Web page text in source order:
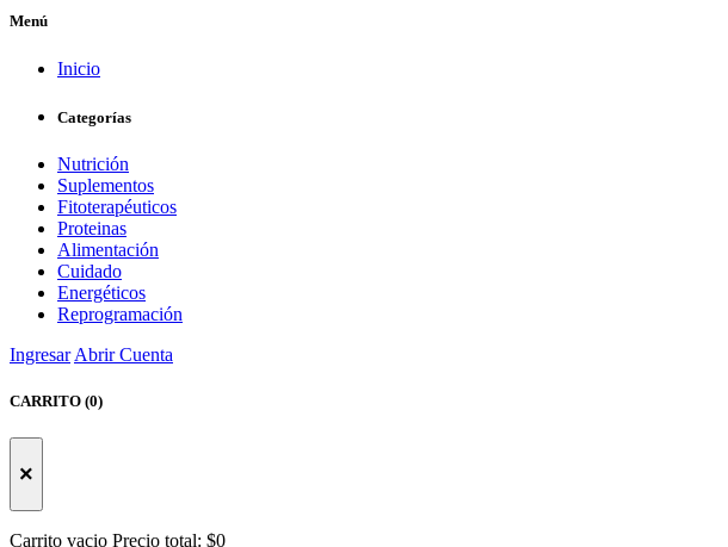
Menú
Inicio
Categorías
Nutrición
Suplementos
Fitoterapéuticos
Proteinas
Alimentación
Cuidado
Energéticos
Reprogramación
Ingresar Abrir Cuenta
CARRITO (0)
×
Carrito vacio Precio total: $0